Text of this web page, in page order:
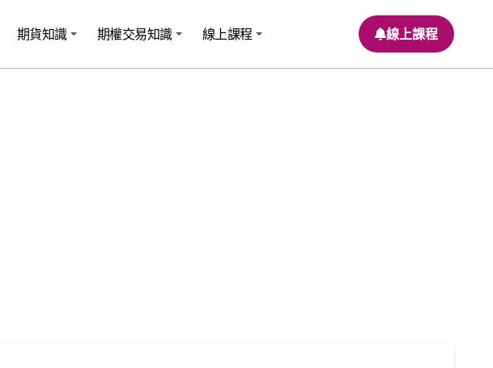
期貨知識 期權交易知識 線上課程 線上課程